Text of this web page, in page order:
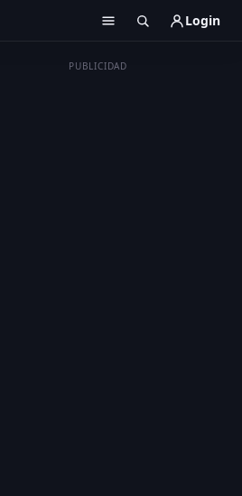
Login
PUBLICIDAD